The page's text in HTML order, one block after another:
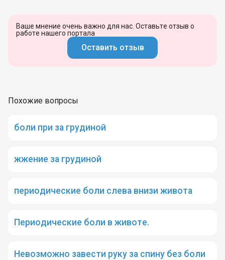
Ваше мнение очень важно для нас. Оставьте отзыв о
работе нашего портала
Оставить отзыв
Похожие вопросы
боли при за грудиной
жжение за грудиной
периодические боли слева внизи живота
Периодические боли в животе.
Невозможно завести руку за спину без боли